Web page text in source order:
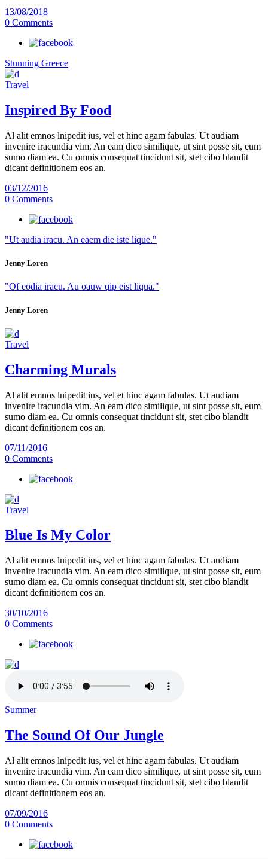
13/08/2018
0 Comments
Stunning Greece
Travel
Inspired By Food
Al alit emnos lnipedit ius, vel et hinc agam fabulas. Ut audiam
invenire iracundia vim. An eam dico similique, ut sint posse sit, eum
sumo diam ea. Cu omnis consequat tincidunt sit, stet cibo blandit
dicant definitionem eos an.
03/12/2016
0 Comments
"Ut audia iracu. An eaem die iste lique."
Jenny Loren
"Of eodia iracu. Au oauw qip eist liqua."
Jenny Loren
Travel
Charming Murals
Al alit emnos lnipedit ius, vel et hinc agam fabulas. Ut audiam
invenire iracundia vim. An eam dico similique, ut sint posse sit, eum
sumo diam ea. Cu omnis consequat tincidunt sit, stet cibo blandit
dicant definitionem eos an.
07/11/2016
0 Comments
Travel
Blue Is My Color
Al alit emnos lnipedit ius, vel et hinc agam fabulas. Ut audiam
invenire iracundia vim. An eam dico similique, ut sint posse sit, eum
sumo diam ea. Cu omnis consequat tincidunt sit, stet cibo blandit
dicant definitionem eos an.
30/10/2016
0 Comments
Summer
The Sound Of Our Jungle
Al alit emnos lnipedit ius, vel et hinc agam fabulas. Ut audiam
invenire iracundia vim. An eam dico similique, ut sint posse sit, eum
sumo diam ea. Cu omnis consequat tincidunt sit, stet cibo blandit
dicant definitionem eos an.
07/09/2016
0 Comments